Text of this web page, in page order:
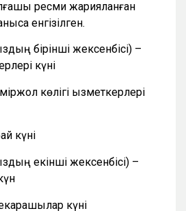
ресми жарияланған
енгізілген.
бірінші жексенбісі) –
күні
көлігі қызметкерлері
күні
екінші жексенбісі) –
күні